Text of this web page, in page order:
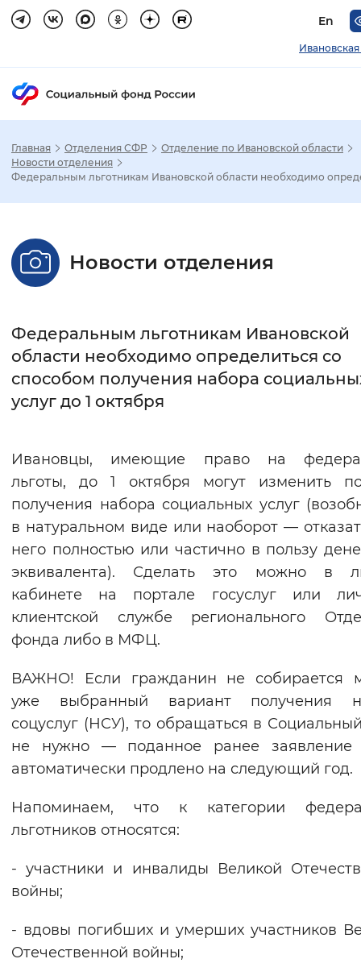
En
Настройка режима отображения
Стандартный Увеличенный
Без засечек
Интервал между буквами
Цвет сайта
Монохромный Инверсивный
Синий фон
Изображения
Включены Выключены
Звуковой ассистент
Воспроизвести Остановить
Вернуть стандартные настройки
Главная Отделения СФР
Отделение по Ивановской области
Новости отделения
Федеральным льготникам Ивановской области необходимо
Новости отделения
Федеральным льготникам Ивановской
области необходимо определиться со
способом получения набора
услуг до 1 октября
Ивановцы, имеющие право на
льготы, до 1 октября могут изменить
получения набора социальных услуг
в натуральном виде или наоборот —
него полностью или частично в пользу
эквивалента). Сделать это можно в
кабинете на портале госуслуг или
клиентской службе регионального
фонда либо в МФЦ.
ВАЖНО! Если гражданин не собирается
уже выбранный вариант получения
соцуслуг (НСУ), то обращаться в
не нужно — поданное ранее заявление
автоматически продлено на следующий год.
Напоминаем, что к категории
льготников относятся:
- участники и инвалиды Великой
войны;
- вдовы погибших и умерших участников
Отечественной войны;